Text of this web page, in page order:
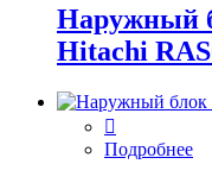
Наружный
Hitachi
Подробнее